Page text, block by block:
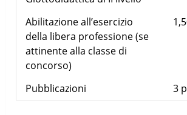
Abilitazione all’esercizio
della libera professione (se
attinente alla classe di
concorso)
Pubblicazioni 3